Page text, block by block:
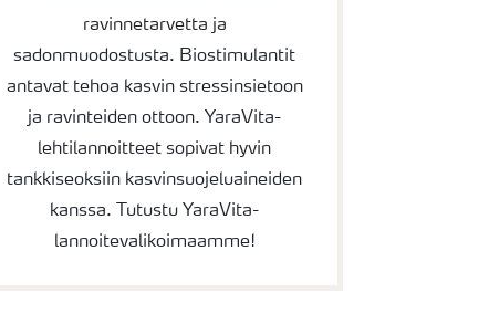
ravinnetarvetta ja
sadonmuodostusta. Biostimulantit
antavat tehoa kasvin stressinsietoon
ja ravinteiden ottoon. YaraVita-
lehtilannoitteet sopivat hyvin
tankkiseoksiin kasvinsuojeluaineiden
kanssa. Tutustu YaraVita-
lannoitevalikoimaamme!